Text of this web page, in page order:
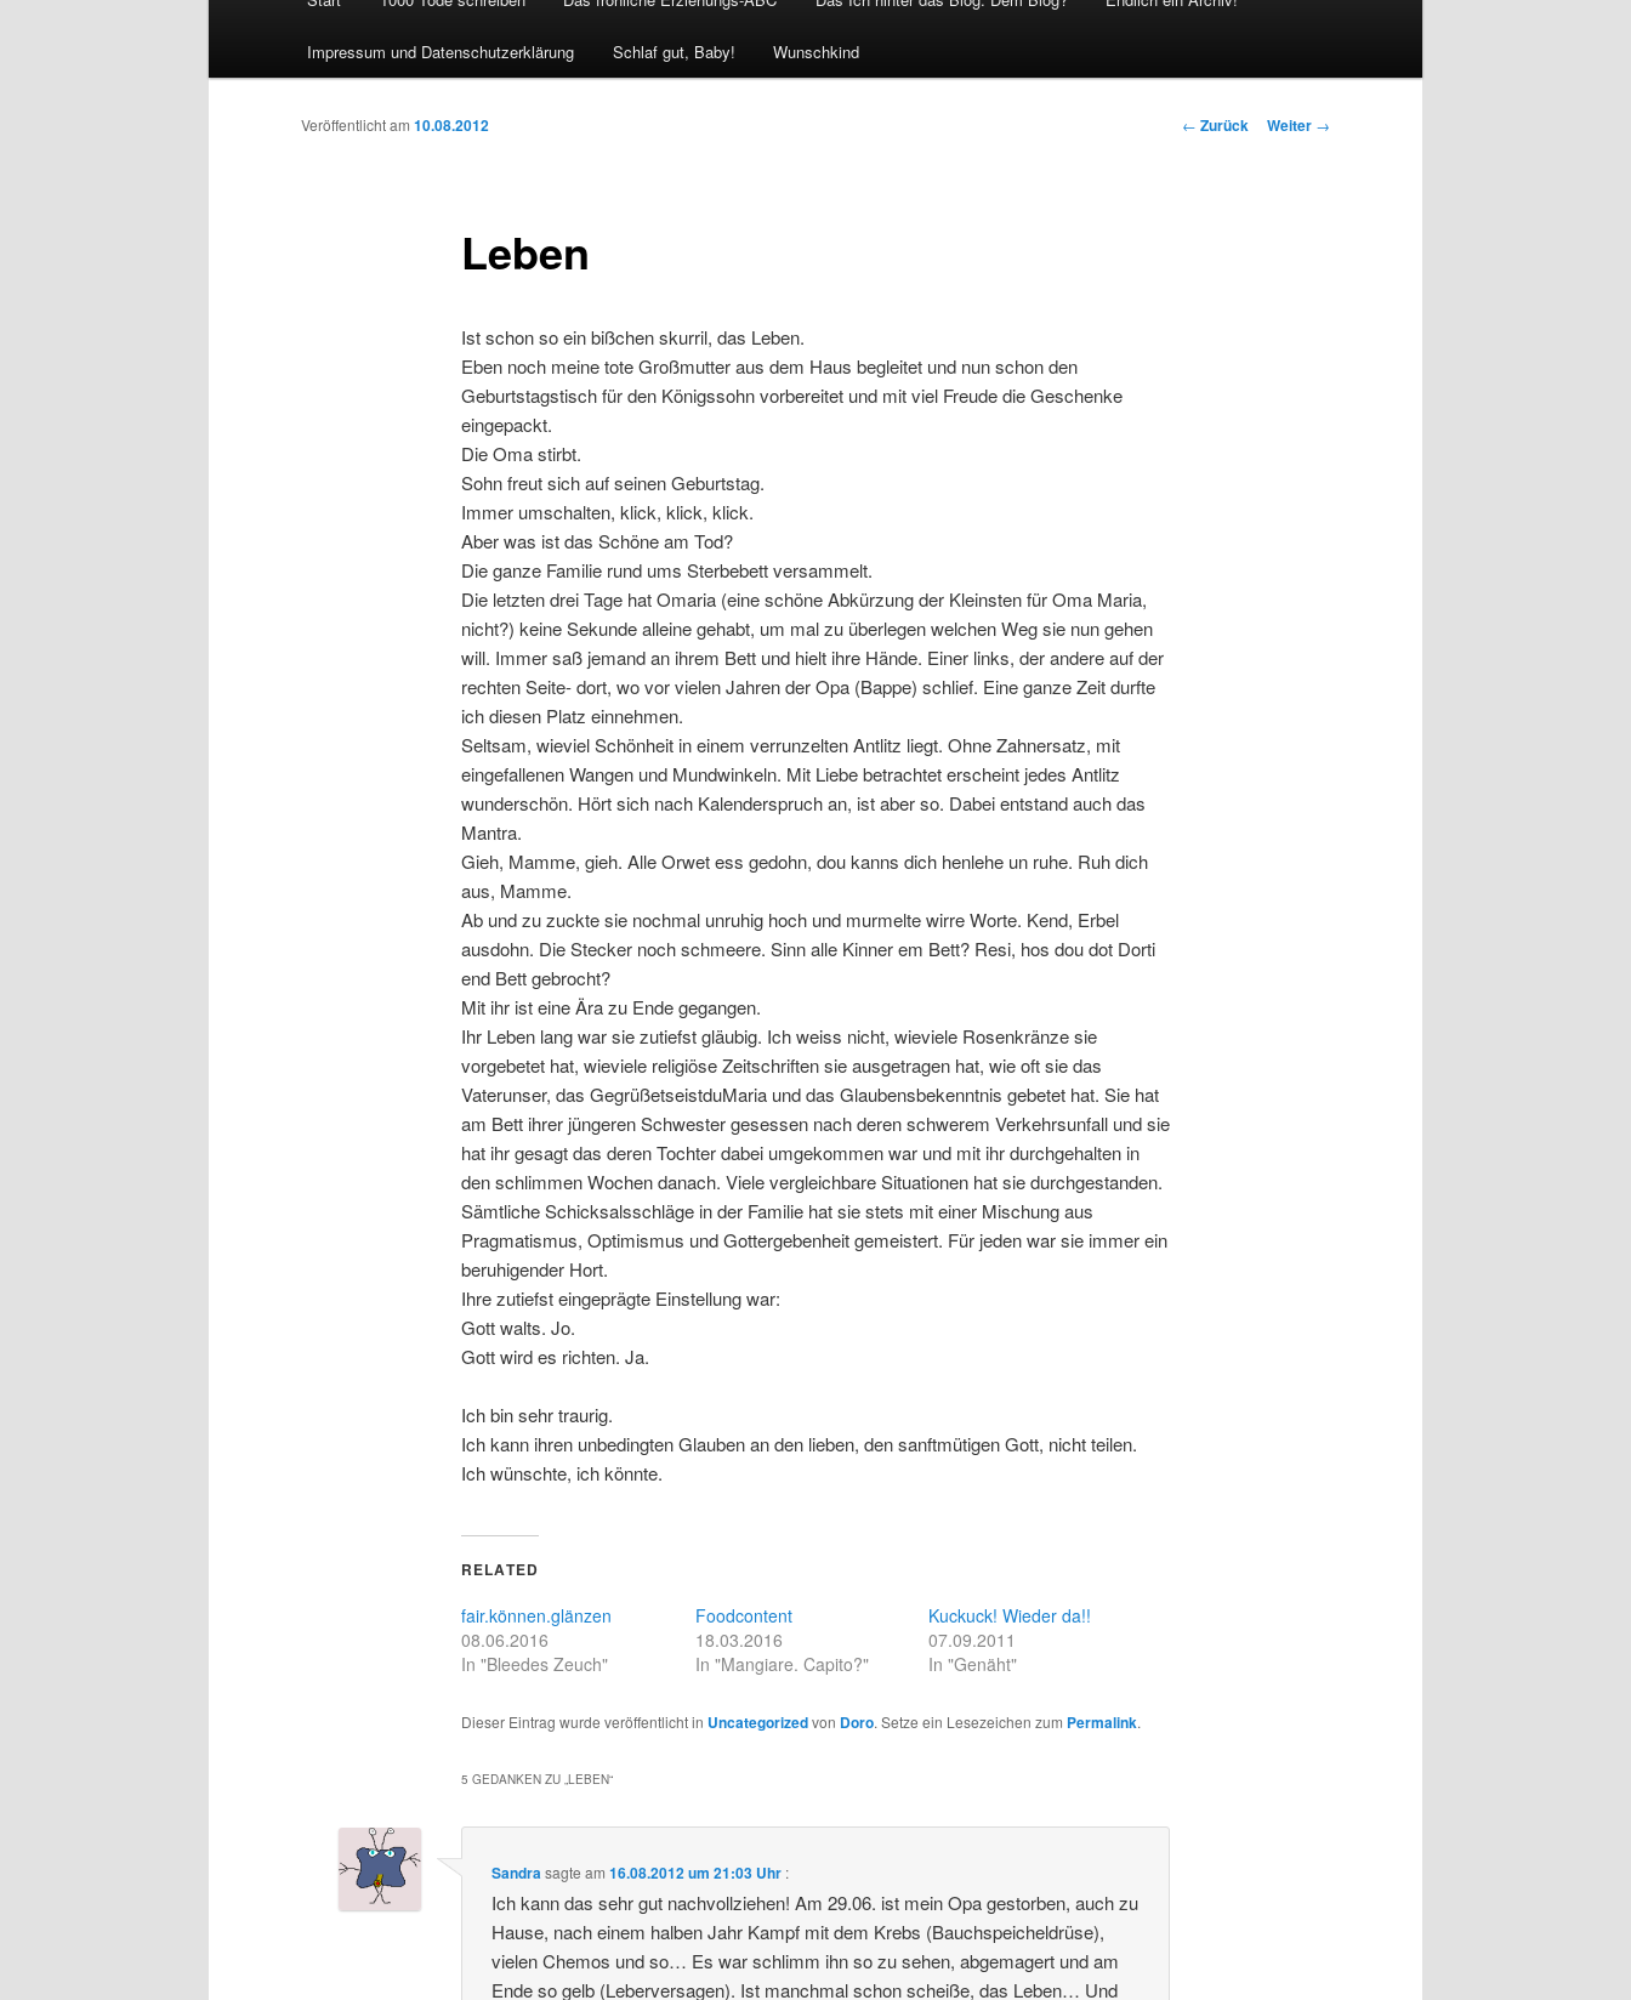
Impressum und Datenschutzerklärung Schlaf gut, Baby! Wunschkind
Beitrags-
← Zurück Weiter →
Leben
Veröffentlicht am 10.08.2012
Ist schon so ein bißchen skurril, das Leben.
Eben noch meine tote Großmutter aus dem Haus begleitet und nun schon den
Geburtstagstisch für den Königssohn vorbereitet und mit viel Freude die Geschenke
eingepackt.
Die Oma stirbt.
Sohn freut sich auf seinen Geburtstag.
Immer umschalten, klick, klick, klick.
Aber was ist das Schöne am Tod?
Die ganze Familie rund ums Sterbebett versammelt.
Die letzten drei Tage hat Omaria (eine schöne Abkürzung der Kleinsten für Oma Maria,
nicht?) keine Sekunde alleine gehabt, um mal zu überlegen welchen Weg sie nun gehen
will. Immer saß jemand an ihrem Bett und hielt ihre Hände. Einer links, der andere auf der
rechten Seite- dort, wo vor vielen Jahren der Opa (Bappe) schlief. Eine ganze Zeit durfte
ich diesen Platz einnehmen.
Seltsam, wieviel Schönheit in einem verrunzelten Antlitz liegt. Ohne Zahnersatz, mit
eingefallenen Wangen und Mundwinkeln. Mit Liebe betrachtet erscheint jedes Antlitz
wunderschön. Hört sich nach Kalenderspruch an, ist aber so. Dabei entstand auch das
Mantra.
Gieh, Mamme, gieh. Alle Orwet ess gedohn, dou kanns dich henlehe un ruhe. Ruh dich
aus, Mamme.
Ab und zu zuckte sie nochmal unruhig hoch und murmelte wirre Worte. Kend, Erbel
ausdohn. Die Stecker noch schmeere. Sinn alle Kinner em Bett? Resi, hos dou dot Dorti
end Bett gebrocht?
Mit ihr ist eine Ära zu Ende gegangen.
Ihr Leben lang war sie zutiefst gläubig. Ich weiss nicht, wieviele Rosenkränze sie
vorgebetet hat, wieviele religiöse Zeitschriften sie ausgetragen hat, wie oft sie das
Vaterunser, das GegrüßetseistduMaria und das Glaubensbekenntnis gebetet hat. Sie hat
am Bett ihrer jüngeren Schwester gesessen nach deren schwerem Verkehrsunfall und sie
hat ihr gesagt das deren Tochter dabei umgekommen war und mit ihr durchgehalten in
den schlimmen Wochen danach. Viele vergleichbare Situationen hat sie durchgestanden.
Sämtliche Schicksalsschläge in der Familie hat sie stets mit einer Mischung aus
Pragmatismus, Optimismus und Gottergebenheit gemeistert. Für jeden war sie immer ein
beruhigender Hort.
Ihre zutiefst eingeprägte Einstellung war:
Gott walts. Jo.
Gott wird es richten. Ja.
Ich bin sehr traurig.
Ich kann ihren unbedingten Glauben an den lieben, den sanftmütigen Gott, nicht teilen.
Ich wünschte, ich könnte.
RELATED
fair.können.glänzen
08.06.2016
In "Bleedes Zeuch"
Foodcontent
18.03.2016
In "Mangiare. Capito?"
Kuckuck! Wieder da!!
07.09.2011
In "Genäht"
Dieser Eintrag wurde veröffentlicht in Uncategorizedvon Doro. Setze ein Lesezeichen zum Permalink.
5 GEDANKEN ZU „LEBEN“
Sandrasagte am16.08.2012 um 21:03 Uhr :
Ich kann das sehr gut nachvollziehen! Am 29.06. ist mein Opa gestorben, auch zu
Hause, nach einem halben Jahr Kampf mit dem Krebs (Bauchspeicheldrüse),
vielen Chemos und so… Es war schlimm ihn so zu sehen, abgemagert und am
Ende so gelb (Leberversagen). Ist manchmal schon scheiße, das Leben… Und